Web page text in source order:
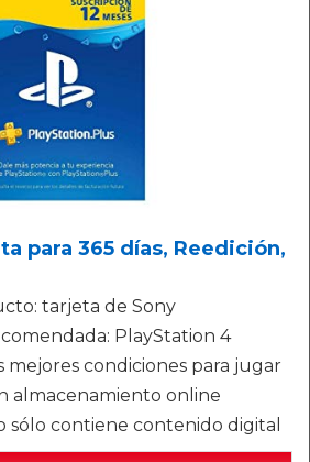
para 365 días, Reedición,
tarjeta de Sony
PlayStation 4
mejores condiciones para jugar
almacenamiento online
sólo contiene contenido digital